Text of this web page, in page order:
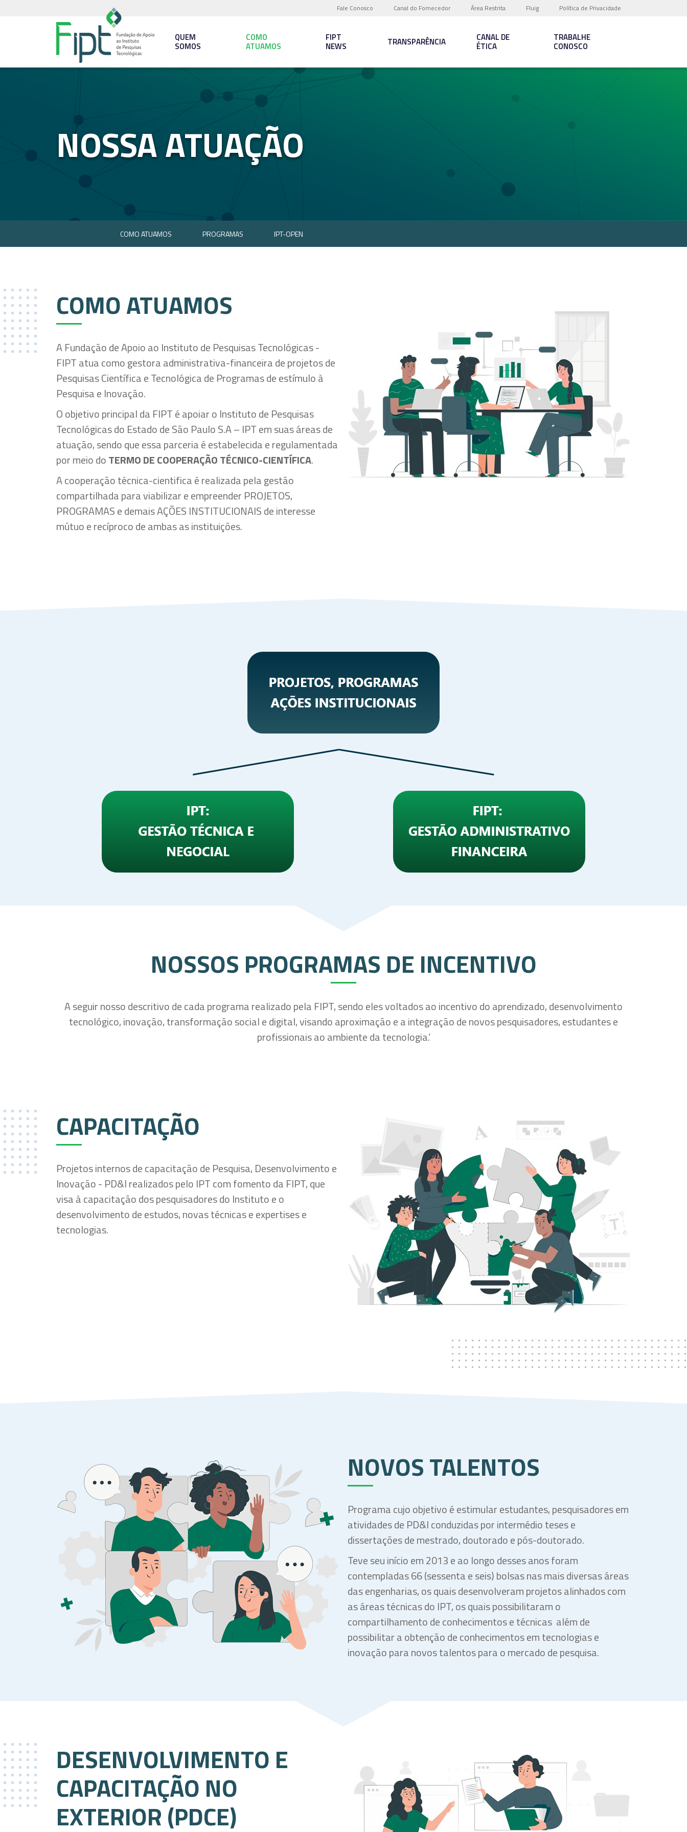
Fale Conosco Canal do Fornecedor Área Restrita Fluig Política de Privacidade
QUEM
SOMOS
COMO
ATUAMOS
FIPT
NEWS TRANSPARÊNCIA CANAL DE
ÉTICA
TRABALHE
CONOSCO
NOSSA ATUAÇÃO
COMO ATUAMOS PROGRAMAS IPT-OPEN
COMO ATUAMOS
A Fundação de Apoio ao Instituto de Pesquisas Tecnológicas -
FIPT atua como gestora administrativa-financeira de projetos de
Pesquisas Científica e Tecnológica de Programas de estímulo à
Pesquisa e Inovação.
O objetivo principal da FIPT é apoiar o Instituto de Pesquisas
Tecnológicas do Estado de São Paulo S.A – IPT em suas áreas de
atuação, sendo que essa parceria é estabelecida e regulamentada
por meio doTERMO DE COOPERAÇÃO TÉCNICO-CIENTÍFICA.
A cooperação técnica-cientifica é realizada pela gestão
compartilhada para viabilizar e empreender PROJETOS,
PROGRAMAS e demais AÇÕES INSTITUCIONAIS de interesse
mútuo e recíproco de ambas as instituições.
NOSSOS PROGRAMAS DE INCENTIVO
A seguir nosso descritivo de cada programa realizado pela FIPT, sendo eles voltados ao incentivo do aprendizado, desenvolvimento
tecnológico, inovação, transformação social e digital, visando aproximação e a integração de novos pesquisadores, estudantes e
profissionais ao ambiente da tecnologia.’
CAPACITAÇÃO
Projetos internos de capacitação de Pesquisa, Desenvolvimento e
Inovação - PD&I realizados pelo IPT com fomento da FIPT, que
visa à capacitação dos pesquisadores do Instituto e o
desenvolvimento de estudos, novas técnicas e expertises e
tecnologias.
NOVOS TALENTOS
Programa cujo objetivo é estimular estudantes, pesquisadores em
atividades de PD&I conduzidas por intermédio teses e
dissertações de mestrado, doutorado e pós-doutorado.
Teve seu início em 2013 e ao longo desses anos foram
contempladas 66 (sessenta e seis) bolsas nas mais diversas áreas
das engenharias, os quais desenvolveram projetos alinhados com
as áreas técnicas do IPT, os quais possibilitaram o
compartilhamento de conhecimentos e técnicas além de
possibilitar a obtenção de conhecimentos em tecnologias e
inovação para novos talentos para o mercado de pesquisa.
DESENVOLVIMENTO E
CAPACITAÇÃO NO
EXTERIOR (PDCE)